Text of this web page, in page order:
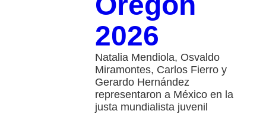
2026
Natalia Mendiola, Osvaldo
Miramontes, Carlos Fierro y
Gerardo Hernández
representaron a México en la
justa mundialista juvenil